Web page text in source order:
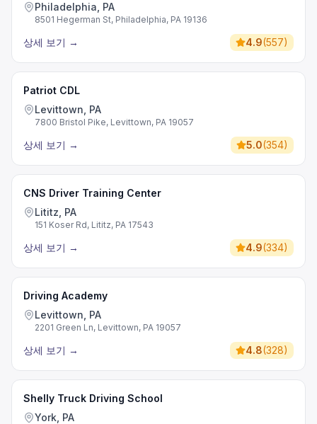
Philadelphia, PA
8501 Hegerman St, Philadelphia, PA 19136
상세 보기 → 4.9(557)
Patriot CDL
Levittown, PA
7800 Bristol Pike, Levittown, PA 19057
상세 보기 → 5.0(354)
CNS Driver Training Center
Lititz, PA
151 Koser Rd, Lititz, PA 17543
상세 보기 → 4.9(334)
Driving Academy
Levittown, PA
2201 Green Ln, Levittown, PA 19057
상세 보기 → 4.8(328)
Shelly Truck Driving School
York, PA